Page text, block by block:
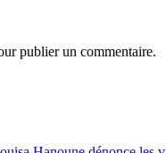
publier un commentaire.